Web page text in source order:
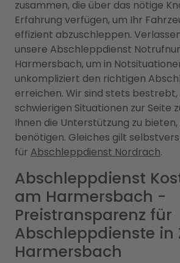
zusammen, die über das nötige
Erfahrung verfügen, um Ihr
effizient abzuschleppen.
unsere Abschleppdienst
Harmersbach, um in
unkompliziert den richtigen
erreichen. Wir sind stets bestrebt,
schwierigen Situationen zur Seite
Ihnen die Unterstützung zu bieten,
benötigen. Gleiches gilt
für Abschleppdienst Nordrach.
Abschleppdienst
am Harmersbach -
Preistransparenz für
Abschleppdienste in
Harmersbach